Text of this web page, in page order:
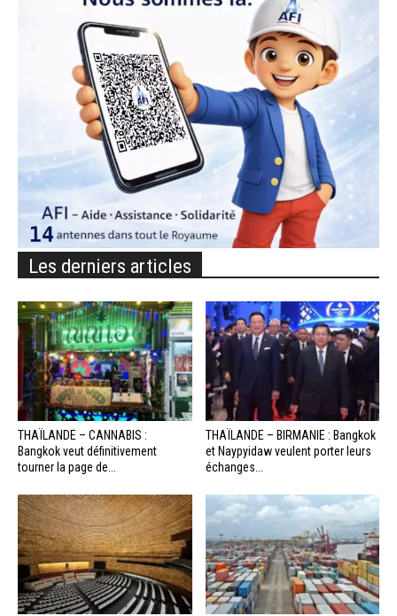
Les derniers articles
THAÏLANDE – CANNABIS :
Bangkok veut définitivement
tourner la page de...
THAÏLANDE – BIRMANIE : Bangkok
et Naypyidaw veulent porter leurs
échanges...